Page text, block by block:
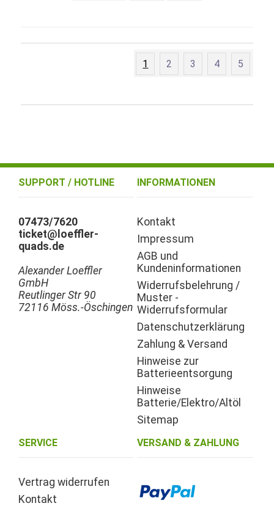
1 2 3 4 5
SUPPORT / HOTLINE
07473/7620
ticket@loeffler-
quads.de
Alexander Loeffler
GmbH
Reutlinger Str 90
72116 Möss.-Öschingen
INFORMATIONEN
Kontakt
Impressum
AGB und
Kundeninformationen
Widerrufsbelehrung /
Muster -
Widerrufsformular
Datenschutzerklärung
Zahlung & Versand
Hinweise zur
Batterieentsorgung
Hinweise
Batterie/Elektro/Altöl
Sitemap
SERVICE
Vertrag widerrufen
Kontakt
VERSAND & ZAHLUNG